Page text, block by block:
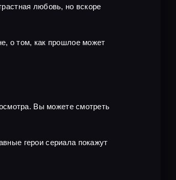
любовь, но вскоре
о том, как прошлое может
Вы можете смотреть
герои сериала покажут